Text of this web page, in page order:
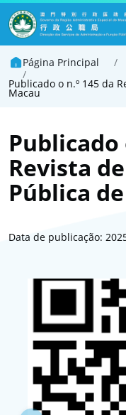
Página Principal /
/
Publicado o n.º 145 da
Macau
Publicado
Revista
Pública
Data de publicação: